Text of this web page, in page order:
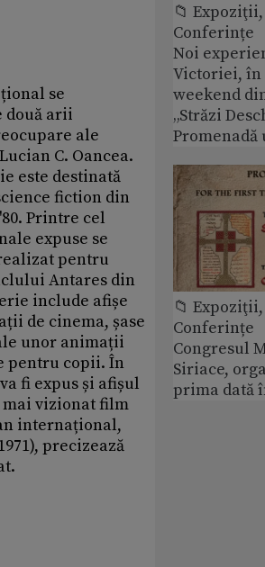
se
două arii
ale
C. Oancea.
este destinată
fiction din
Printre cel
expuse se
pentru
Antares din
include afișe
de cinema, șase
unor animații
pentru copii. În
fi expus și afișul
vizionat film
internațional,
precizează
📁
Conferințe
Noi
Victoriei,
weekend
„Străzi
Promenadă
📁
Conferințe
Congresul
Siriace,
prima dată